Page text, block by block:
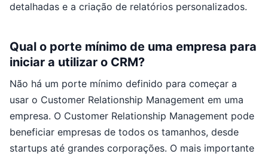
detalhadas e a criação de relatórios personalizados.
Qual o porte mínimo de uma empresa para
iniciar a utilizar o CRM?
Não há um porte mínimo definido para começar a
usar o Customer Relationship Management em uma
empresa. O Customer Relationship Management pode
beneficiar empresas de todos os tamanhos, desde
startups até grandes corporações. O mais importante